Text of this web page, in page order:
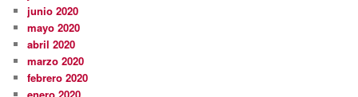
junio 2020
mayo 2020
abril 2020
marzo 2020
febrero 2020